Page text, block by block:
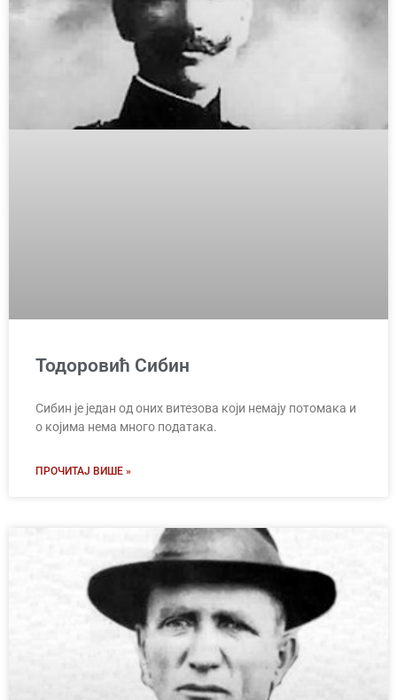
Тодоровић Сибин
Сибин је један од оних витезова који немају потомака и
о којима нема много података.
ПРОЧИТАЈ ВИШЕ »